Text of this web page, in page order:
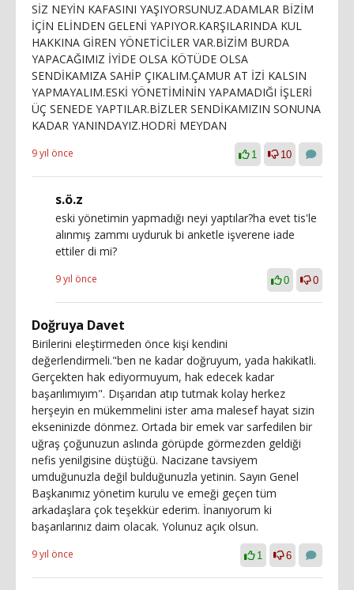
SİZ NEYİN KAFASINI YAŞIYORSUNUZ.ADAMLAR BİZİM
İÇİN ELİNDEN GELENİ YAPIYOR.KARŞILARINDA KUL
HAKKINA GİREN YÖNETİCİLER VAR.BİZİM BURDA
YAPACAĞIMIZ İYİDE OLSA KÖTÜDE OLSA
SENDİKAMIZA SAHİP ÇIKALIM.ÇAMUR AT İZİ KALSIN
YAPMAYALIM.ESKİ YÖNETİMİNİN YAPAMADIĞI İŞLERİ
ÜÇ SENEDE YAPTILAR.BİZLER SENDİKAMIZIN SONUNA
KADAR YANINDAYIZ.HODRİ MEYDAN
9 yıl önce 1 10
s.ö.z
eski yönetimin yapmadığı neyi yaptılar?ha evet tis'le
alınmış zammı uyduruk bi anketle işverene iade
ettiler di mi?
9 yıl önce 0 0
Doğruya Davet
Birilerini eleştirmeden önce kişi kendini
değerlendirmeli."ben ne kadar doğruyum, yada hakikatli.
Gerçekten hak ediyormuyum, hak edecek kadar
başarılımıyım". Dışarıdan atıp tutmak kolay herkez
herşeyin en mükemmelini ister ama malesef hayat sizin
ekseninizde dönmez. Ortada bir emek var sarfedilen bir
uğraş çoğunuzun aslında görüpde görmezden geldiği
nefis yenilgisine düştüğü. Nacizane tavsiyem
umduğunuzla değil bulduğunuzla yetinin. Sayın Genel
Başkanımız yönetim kurulu ve emeği geçen tüm
arkadaşlara çok teşekkür ederim. İnanıyorum ki
başarılarınız daim olacak. Yolunuz açık olsun.
9 yıl önce 1 6